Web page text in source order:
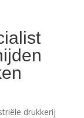
drukkerij